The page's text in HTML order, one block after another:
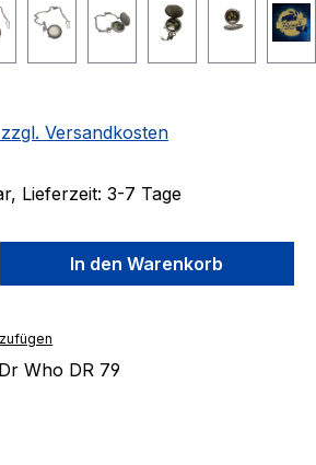
Versandkosten
Lieferzeit: 3-7 Tage
Gib den
In den Warenkorb
Dr Who DR 79